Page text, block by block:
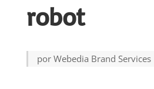
robot
por Webedia Brand Services